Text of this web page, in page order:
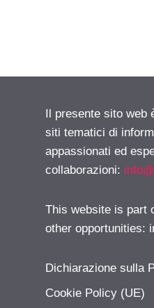
Il presente sito
siti tematici di
appassionati ed
collaborazioni:
This website is part
other opportunities:
Dichiarazione sulla
Cookie Policy (UE)